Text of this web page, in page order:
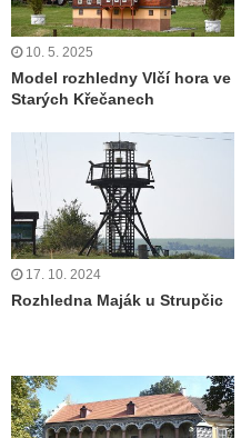
10. 5. 2025
Model rozhledny Vlčí hora ve
Starých Křečanech
17. 10. 2024
Rozhledna Maják u Strupčic